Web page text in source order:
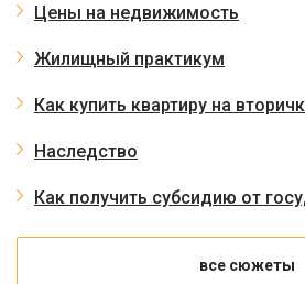
Цены на недвижимость
Жилищный практикум
Как купить квартиру на
Наследство
Как получить субсидию от
все сюжеты